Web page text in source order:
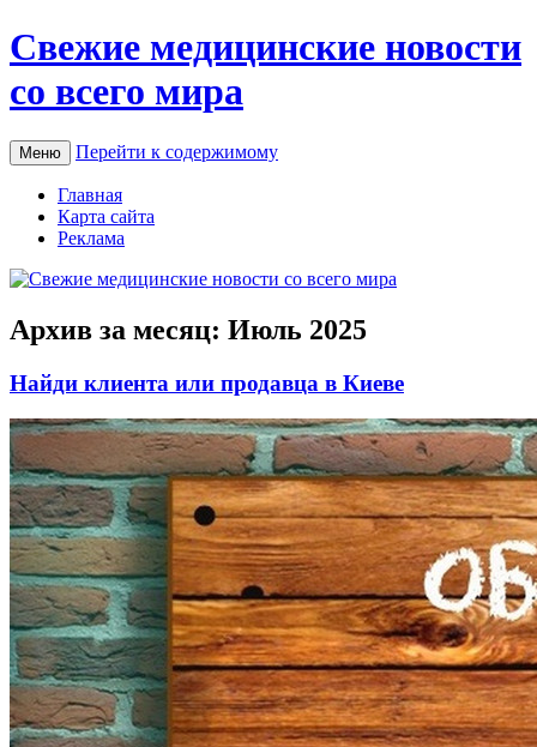
Свежие медицинские новости
со всего мира
Меню Перейти к содержимому
Главная
Карта сайта
Реклама
Архив за месяц: Июль 2025
Найди клиента или продавца в Киеве